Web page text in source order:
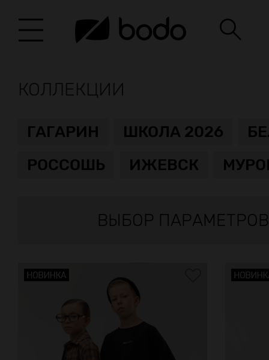
КОЛЛЕКЦИИ
ГАГАРИН ШКОЛА 2026
РОССОШЬ
ИЖЕВСК
ВЫБОР ПАРАМЕТРОВ